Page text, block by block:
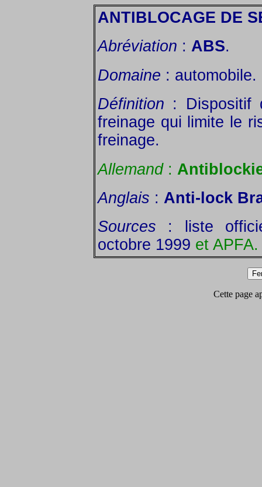
ANTIBLOCAGE DE
Abréviation : ABS.
Domaine : automobile.
Définition : Dispositif
freinage qui limite le
freinage.
Allemand:
Anglais : Anti-lock
Sources : liste
octobre 1999 et APFA.
Cette page